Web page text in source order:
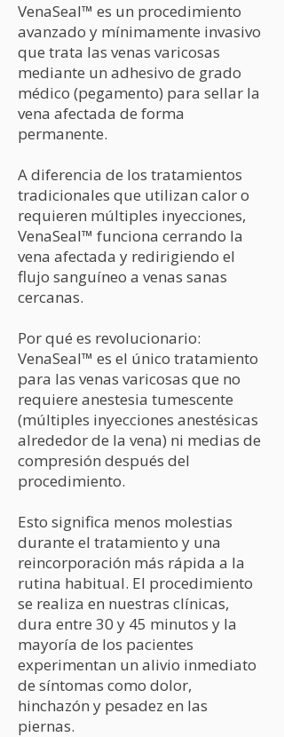
VenaSeal™ es un procedimiento
avanzado y mínimamente invasivo
que trata las venas varicosas
mediante un adhesivo de grado
médico (pegamento) para sellar la
vena afectada de forma
permanente.
A diferencia de los tratamientos
tradicionales que utilizan calor o
requieren múltiples inyecciones,
VenaSeal™ funciona cerrando la
vena afectada y redirigiendo el
flujo sanguíneo a venas sanas
cercanas.
Por qué es revolucionario:
VenaSeal™ es el único tratamiento
para las venas varicosas que no
requiere anestesia tumescente
(múltiples inyecciones anestésicas
alrededor de la vena) ni medias de
compresión después del
procedimiento.
Esto significa menos molestias
durante el tratamiento y una
reincorporación más rápida a la
rutina habitual. El procedimiento
se realiza en nuestras clínicas,
dura entre 30 y 45 minutos y la
mayoría de los pacientes
experimentan un alivio inmediato
de síntomas como dolor,
hinchazón y pesadez en las
piernas.